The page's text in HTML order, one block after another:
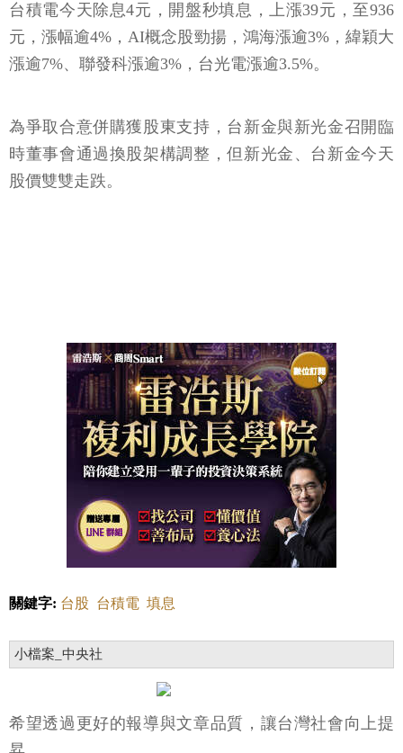
台積電今天除息4元，開盤秒填息，上漲39元，至936
元，漲幅逾4%，AI概念股勁揚，鴻海漲逾3%，緯穎大
漲逾7%、聯發科漲逾3%，台光電漲逾3.5%。
為爭取合意併購獲股東支持，台新金與新光金召開臨
時董事會通過換股架構調整，但新光金、台新金今天
股價雙雙走跌。
關鍵字: 台股 台積電 填息
小檔案_中央社
希望透過更好的報導與文章品質，讓台灣社會向上提